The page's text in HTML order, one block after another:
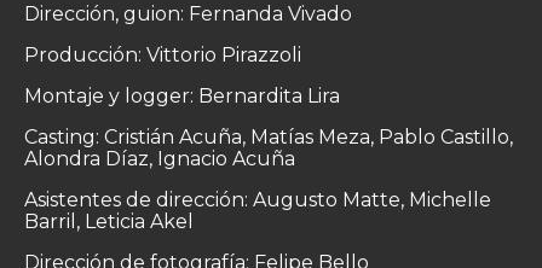
Dirección, guion: Fernanda Vivado
Producción: Vittorio Pirazzoli
Montaje y logger: Bernardita Lira
Casting: Cristián Acuña, Matías Meza, Pablo Castillo,
Alondra Díaz, Ignacio Acuña
Asistentes de dirección: Augusto Matte, Michelle
Barril, Leticia Akel
Dirección de fotografía: Felipe Bello